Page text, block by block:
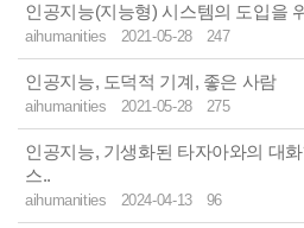
인공지능(지능형) 시스템의 도입을
aihumanities 2021-05-28 247
인공지능, 도덕적 기계, 좋은 사람
aihumanities 2021-05-28 275
인공지능, 기생화된 타자아와의 대
스..
aihumanities 2024-04-13 96